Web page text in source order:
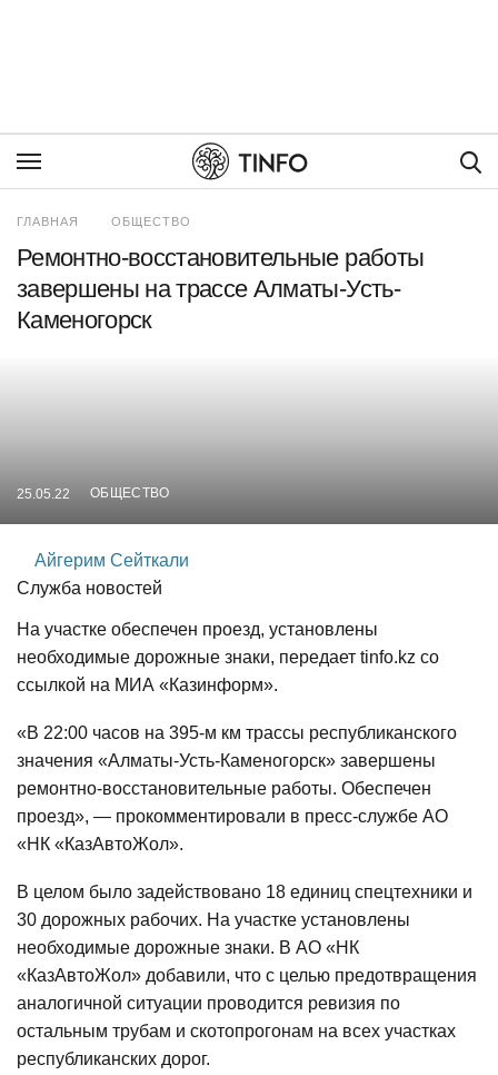
ГЛАВНАЯ ОБЩЕСТВО
Ремонтно-восстановительные работы
завершены на трассе Алматы-Усть-
Каменогорск
25.05.22 ОБЩЕСТВО
Айгерим Сейткали
Служба новостей
На участке обеспечен проезд, установлены
необходимые дорожные знаки, передает tinfo.kz со
ссылкой на МИА «Казинформ».
«В 22:00 часов на 395-м км трассы республиканского
значения «Алматы-Усть-Каменогорск» завершены
ремонтно-восстановительные работы. Обеспечен
проезд», — прокомментировали в пресс-службе АО
«НК «КазАвтоЖол».
В целом было задействовано 18 единиц спецтехники и
30 дорожных рабочих. На участке установлены
необходимые дорожные знаки. В АО «НК
«КазАвтоЖол» добавили, что с целью предотвращения
аналогичной ситуации проводится ревизия по
остальным трубам и скотопрогонам на всех участках
республиканских дорог.